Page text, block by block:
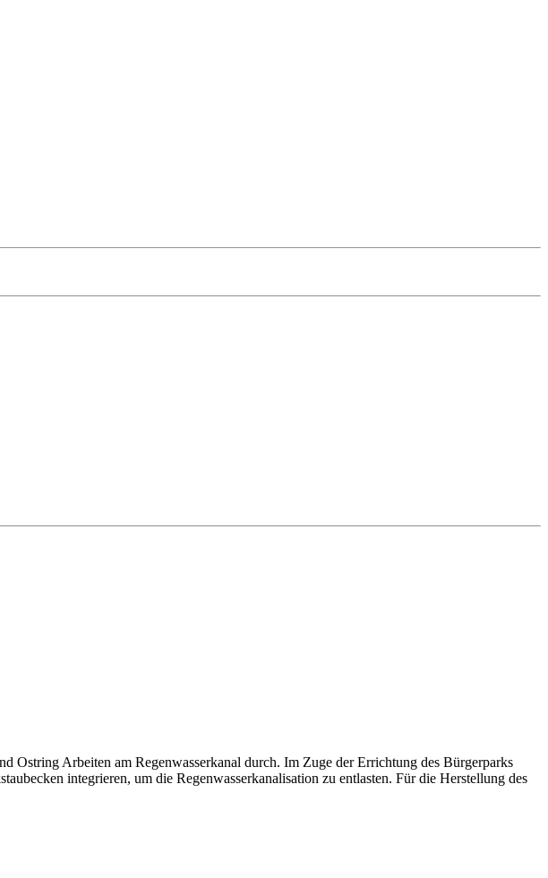
Ostring Arbeiten am Regenwasserkanal durch. Im Zuge der Errichtung des Bürgerparks
integrieren, um die Regenwasserkanalisation zu entlasten. Für die Herstellung des